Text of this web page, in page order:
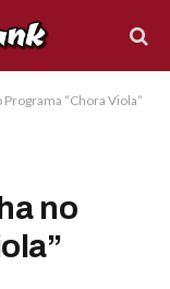
“Chora Viola”
no